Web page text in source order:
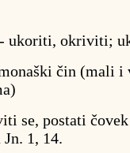
ukoriti, okriviti;
čin (mali i
se, postati
1, 14.